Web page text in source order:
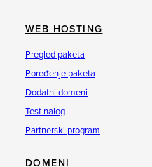
WEB HOSTING
Pregled paketa
Poređenje paketa
Dodatni domeni
Test nalog
Partnerski program
DOMENI